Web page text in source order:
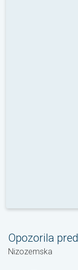
Opozorila
Nizozemska